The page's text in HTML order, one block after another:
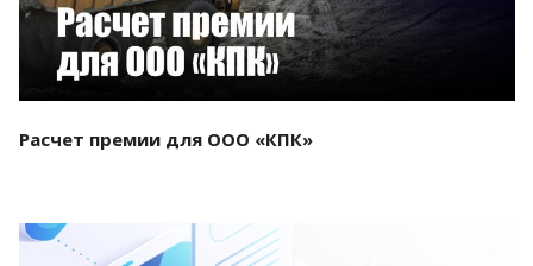
Расчет премии для ООО «КПК»